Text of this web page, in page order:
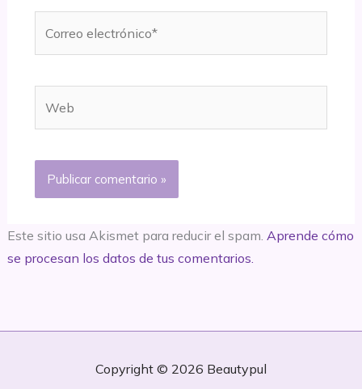
Este sitio usa Akismet para reducir el spam. Aprende cómo
se procesan los datos de tus comentarios.
Copyright © 2026 Beautypul